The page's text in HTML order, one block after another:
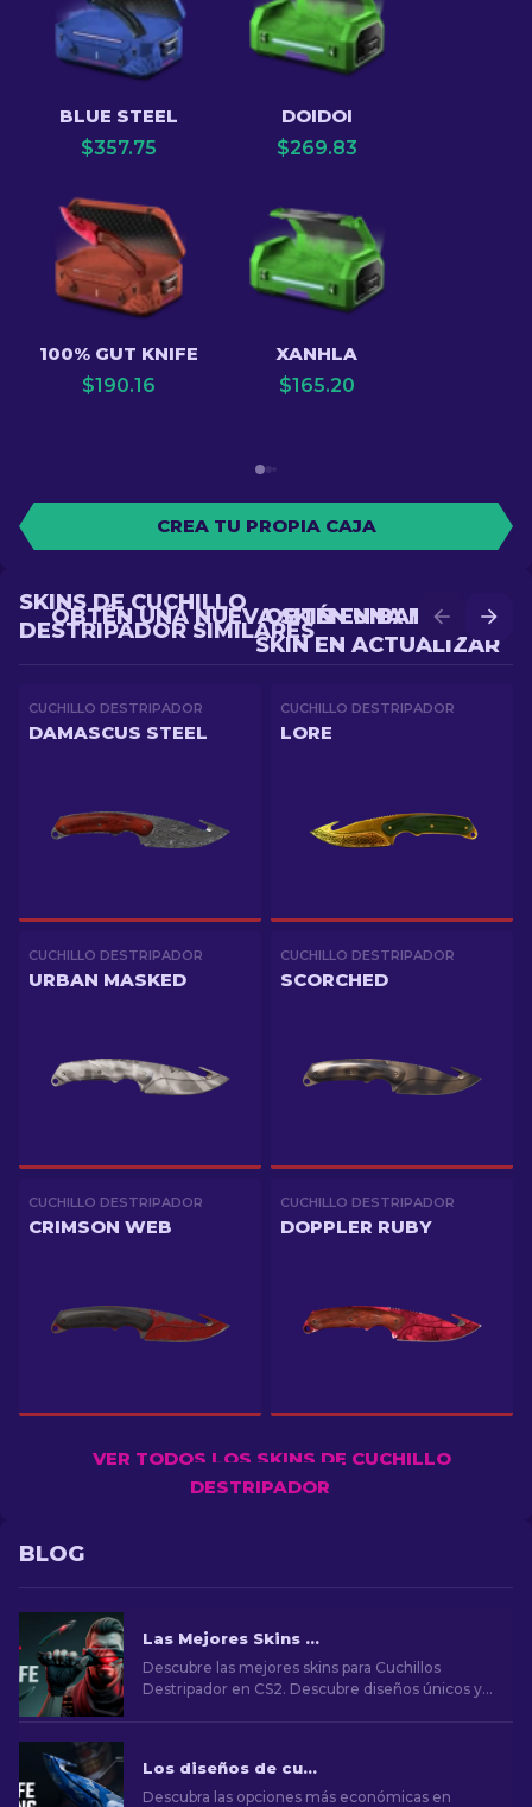
BLUE STEEL
$357.75
DOIDOI
$269.83
100% GUT KNIFE
$190.16
XANHLA
$165.20
CREA TU PROPIA CAJA
OBTÉN UNA MEJOR
SKIN EN ACTUALIZAR
OBTÉN UNA NUEVA SKIN EN BATALLA
SKINS DE CUCHILLO
DESTRIPADOR SIMILARES
CUCHILLO DESTRIPADOR
DAMASCUS STEEL
CUCHILLO DESTRIPADOR
LORE
CUCHILLO DESTRIPADOR
URBAN MASKED
CUCHILLO DESTRIPADOR
SCORCHED
CUCHILLO DESTRIPADOR
CRIMSON WEB
CUCHILLO DESTRIPADOR
DOPPLER RUBY
VER TODOS LOS SKINS DE CUCHILLO
DESTRIPADOR
BLOG
Las Mejores Skins para Cuchillo Destripador en CS2 [2026]
Descubre las mejores skins para Cuchillos
Destripador en CS2. Descubre diseños únicos y
Los diseños de cuchillos CS2 más baratos [2026]
Descubra las opciones más económicas en